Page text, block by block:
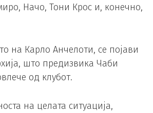
Начо, Тони Крос и, конечно,
на Карло Анчелоти, се појави
што предизвика Чаби
од клубот.
на целата ситуација,